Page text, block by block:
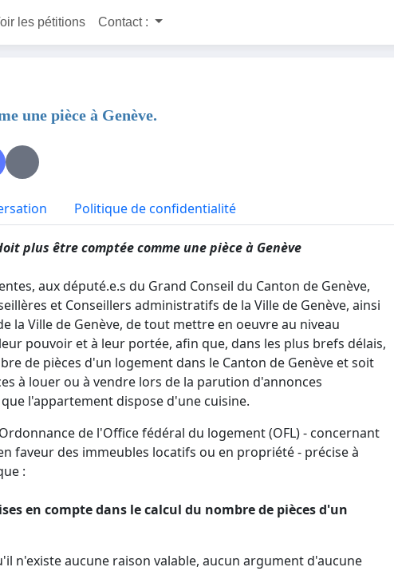
les pétitions Contact :
une pièce à Genève.
Politique de confidentialité
plus être comptée comme une pièce à Genève
aux député.e.s du Grand Conseil du Canton de Genève,
et Conseillers administratifs de la Ville de Genève, ainsi
la Ville de Genève, de tout mettre en oeuvre au niveau
pouvoir et à leur portée, afin que, dans les plus brefs délais,
de pièces d'un logement dans le Canton de Genève et soit
à louer ou à vendre lors de la parution d'annonces
l'appartement dispose d'une cuisine.
de l'Office fédéral du logement (OFL) - concernant
faveur des immeubles locatifs ou en propriété - précise à
:
en compte dans le calcul du nombre de pièces d'un
n'existe aucune raison valable, aucun argument d'aucune